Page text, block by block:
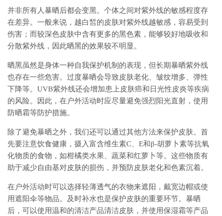
并非所有人暴晒后都会变黑。个体之间对紫外线的敏感程度存
在差异。一般来说，越白皙的皮肤对紫外线越敏感，容易受到
伤害；而较深色皮肤中含有更多的黑色素，能够较好地吸收和
分散紫外线，因此晒黑的效果较不明显。
晒黑虽然是身体一种自我保护机制的表现，但长期暴晒紫外线
也存在一些危害。过度暴晒会导致皮肤老化、皱纹增多、弹性
下降等。UVB紫外线还会增加患上皮肤癌和日光性皮炎等疾病
的风险。因此，在户外活动时应尽量避免强烈阳光直射，使用
防晒霜等防护措施。
除了避免暴晒之外，我们还可以通过其他方法来保护皮肤。首
先要注意饮食健康，摄入富含维生素C、E和β-胡萝卜素等抗氧
化物质的食物，如柑橘类水果、蔬菜和红萝卜等。这些物质有
助于减少自由基对皮肤的损伤，并预防皮肤老化和色素沉着。
在户外活动时可以选择轻薄透气的衣物来遮阳，戴宽边帽或使
用遮阳伞等物品。及时补水也是保护皮肤的重要环节。暴晒
后，可以使用温和的清洁产品清洁皮肤，并使用保湿霜等产品